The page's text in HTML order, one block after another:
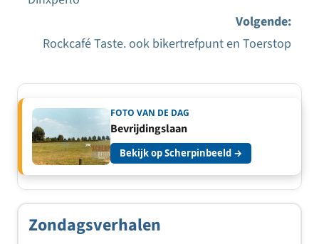
Volgende:
Rockcafé Taste. ook bikertrefpunt en Toerstop
FOTO VAN DE DAG
Bevrijdingslaan
Bekijk op Scherpinbeeld →
Zondagsverhalen